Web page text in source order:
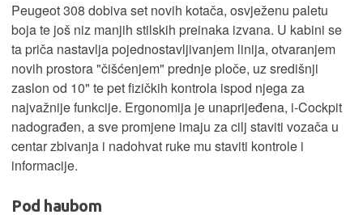
Peugeot 308 dobiva set novih kotača, osvježenu paletu
boja te još niz manjih stilskih preinaka izvana. U kabini se
ta priča nastavlja pojednostavljivanjem linija, otvaranjem
novih prostora "čišćenjem" prednje ploče, uz središnji
zaslon od 10" te pet fizičkih kontrola ispod njega za
najvažnije funkcije. Ergonomija je unaprijeđena, i-Cockpit
nadograđen, a sve promjene imaju za cilj staviti vozača u
centar zbivanja i nadohvat ruke mu staviti kontrole i
informacije.
Pod haubom